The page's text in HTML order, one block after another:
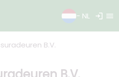
- NL login menu
B.V.